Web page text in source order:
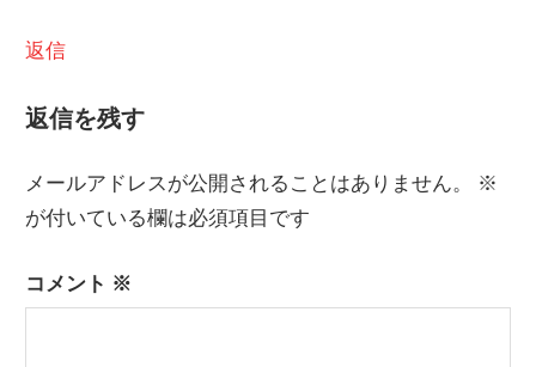
返信
返信を残す
メールアドレスが公開されることはありません。
※
が付いている欄は必須項目です
コメント ※